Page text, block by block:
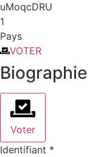
uMoqcDRU
1
Pays
VOTER
Biographie
Voter
Identifiant *